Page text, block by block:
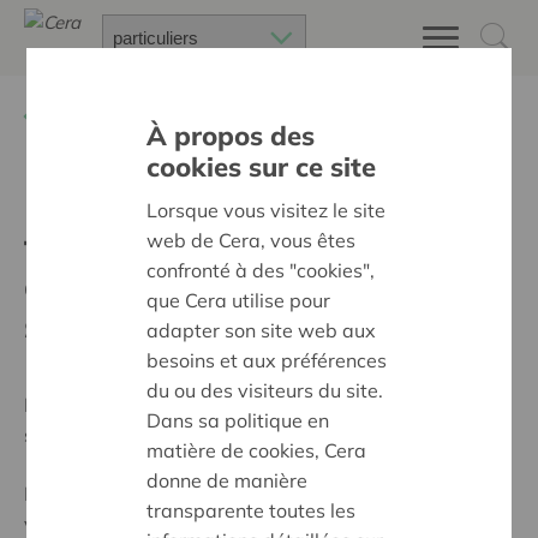
Co-vitamines
Plus que jamais, en ces
temps difficiles, la
coopérative Cera justifie
son rôle sociétal
Pour les institutions relevant de l’aide à la jeunesse, la
situation est particulièrement difficile.
Beaucoup de jeunes n’ont pu rentrer en famille et
vivent désormais confinés 24h sur 24 en institutions
À propos des
cookies sur ce site
Lorsque vous visitez le site
web de Cera, vous êtes
confronté à des "cookies",
que Cera utilise pour
adapter son site web aux
besoins et aux préférences
du ou des visiteurs du site.
Dans sa politique en
matière de cookies, Cera
donne de manière
transparente toutes les